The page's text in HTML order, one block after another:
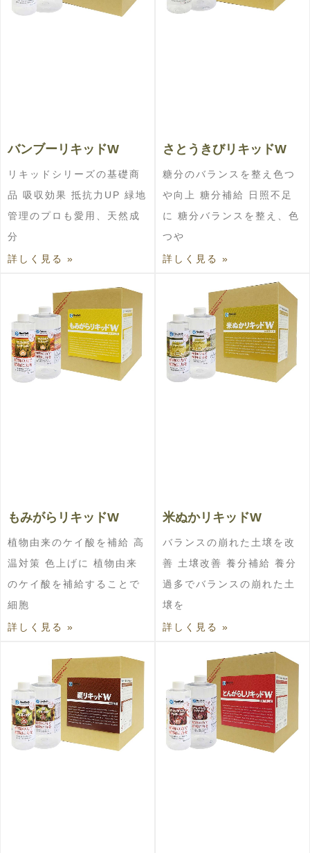
バンブーリキッドW
リキッドシリーズの基礎商
品 吸収効果 抵抗力UP 緑地
管理のプロも愛用、天然成
分
詳しく見る »
さとうきびリキッドW
糖分のバランスを整え色つ
や向上 糖分補給 日照不足
に 糖分バランスを整え、色
つや
詳しく見る »
もみがらリキッドW
植物由来のケイ酸を補給 高
温対策 色上げに 植物由来
のケイ酸を補給することで
細胞
詳しく見る »
米ぬかリキッドW
バランスの崩れた土壌を改
善 土壌改善 養分補給 養分
過多でバランスの崩れた土
壌を
詳しく見る »